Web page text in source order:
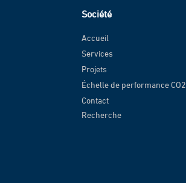
Société
Accueil
Services
Projets
Échelle de performance CO2
Contact
Recherche